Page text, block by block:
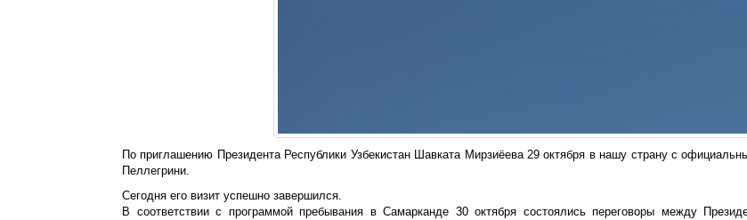
По приглашению Президента Республики Узбекистан Шавката Мирзиёева 29 октября в нашу страну с
Пеллегрини.
Сегодня его визит успешно завершился.
В соответствии с программой пребывания в Самарканде 30 октября состоялись переговоры между